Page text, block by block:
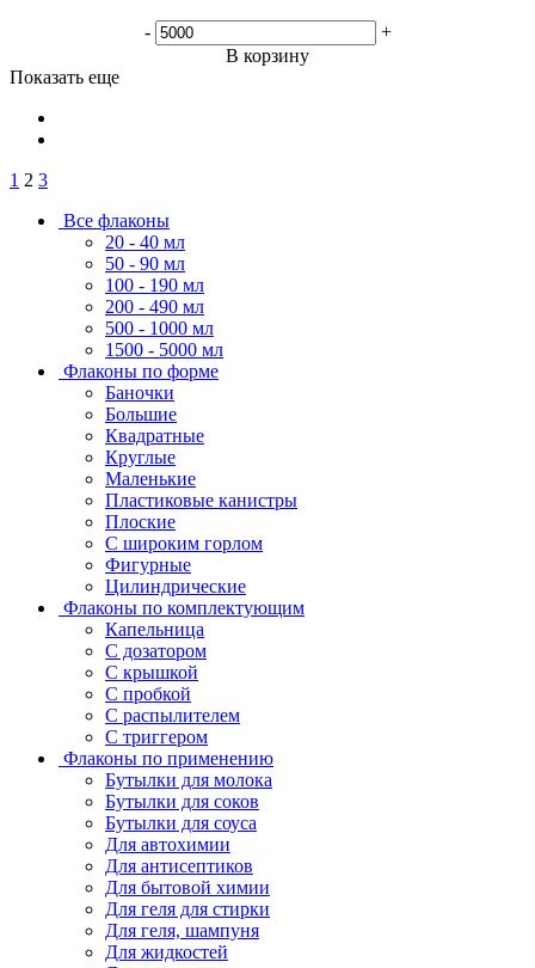
-
+
В корзину
Показать еще
1 2 3
Все флаконы
20 - 40 мл
50 - 90 мл
100 - 190 мл
200 - 490 мл
500 - 1000 мл
1500 - 5000 мл
Флаконы по форме
Баночки
Большие
Квадратные
Круглые
Маленькие
Пластиковые канистры
Плоские
С широким горлом
Фигурные
Цилиндрические
Флаконы по комплектующим
Капельница
С дозатором
С крышкой
С пробкой
С распылителем
С триггером
Флаконы по применению
Бутылки для молока
Бутылки для соков
Бутылки для соуса
Для автохимии
Для антисептиков
Для бытовой химии
Для геля для стирки
Для геля, шампуня
Для жидкостей